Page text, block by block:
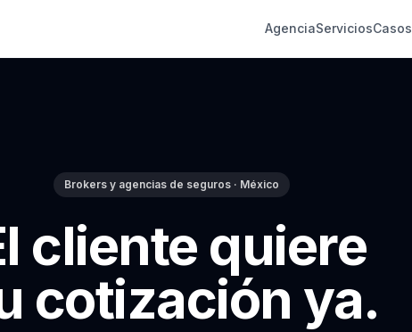
AgenciaServiciosCasos
Brokers y agencias de seguros · México
cliente quiere
cotización ya.